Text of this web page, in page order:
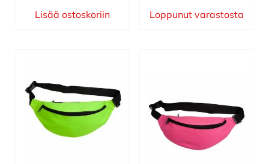
Lisää ostoskoriin Loppunut varastosta